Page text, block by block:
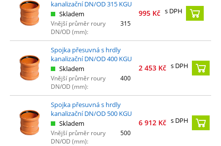
kanalizační DN/OD 315 KGU
Skladem
Vnější průměr roury
DN/OD (mm):
315
995 Kč s DPH
Spojka přesuvná s hrdly
kanalizační DN/OD 400 KGU
Skladem
Vnější průměr roury
DN/OD (mm):
400
2 453 Kč s DPH
Spojka přesuvná s hrdly
kanalizační DN/OD 500 KGU
Skladem
Vnější průměr roury
DN/OD (mm):
500
6 912 Kč s DPH